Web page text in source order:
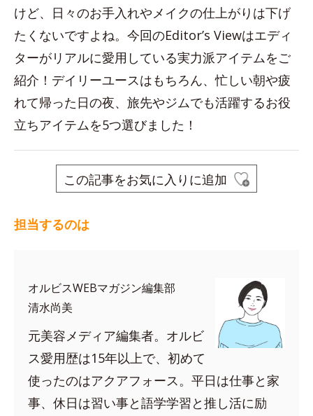
けど、日々のお手入れやメイクの仕上がりは下げ
たくないですよね。今回のEditor’s Viewはエディ
ターがリアルに愛用している実力派アイテムをご
紹介！デイリーユースはもちろん、忙しい朝や疲
れて帰った日の夜、旅先やジムでも活躍するお役
立ちアイテムを5つ選びました！
この記事をお気に入りに追加
担当するのは
オルビスWEBマガジン編集部
清水尚美
元美容メディア編集者。オルビ
ス愛用歴は15年以上で、初めて
使ったのはアクアフォース。平日は仕事と家
事、休日は習い事と語学学習と推し活に励